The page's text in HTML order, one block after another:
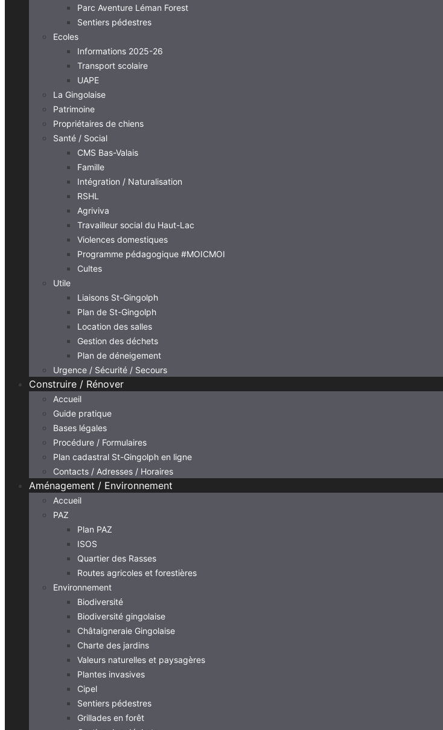
Parc Aventure Léman Forest
Sentiers pédestres
Ecoles
Informations 2025-26
Transport scolaire
UAPE
La Gingolaise
Patrimoine
Propriétaires de chiens
Santé / Social
CMS Bas-Valais
Famille
Intégration / Naturalisation
RSHL
Agriviva
Travailleur social du Haut-Lac
Violences domestiques
Programme pédagogique #MOICMOI
Cultes
Utile
Liaisons St-Gingolph
Plan de St-Gingolph
Location des salles
Gestion des déchets
Plan de déneigement
Urgence / Sécurité / Secours
Construire / Rénover
Accueil
Guide pratique
Bases légales
Procédure / Formulaires
Plan cadastral St-Gingolph en ligne
Contacts / Adresses / Horaires
Aménagement / Environnement
Accueil
PAZ
Plan PAZ
ISOS
Quartier des Rasses
Routes agricoles et forestières
Environnement
Biodiversité
Biodiversité gingolaise
Châtaigneraie Gingolaise
Charte des jardins
Valeurs naturelles et paysagères
Plantes invasives
Cipel
Sentiers pédestres
Grillades en forêt